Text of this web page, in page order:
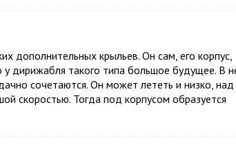
дополнительных крыльев. Он сам, его корпус,
у дирижабля такого типа большое будущее. В
сочетаются. Он может лететь и низко,
скоростью. Тогда под корпусом образуется